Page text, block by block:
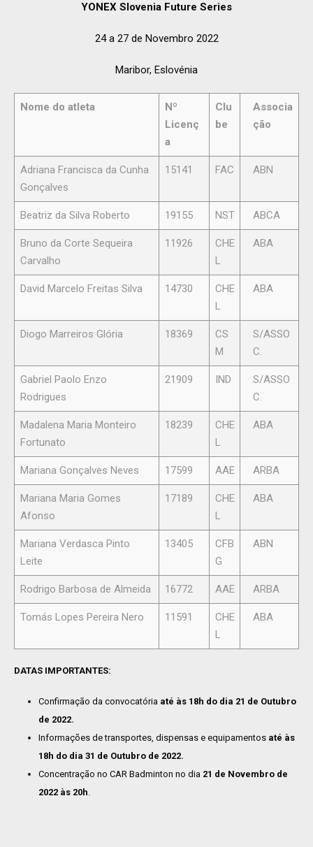
YONEX Slovenia Future Series
24 a 27 de Novembro 2022
Maribor, Eslovénia
Nome do atleta
Nº
Licenç
a
Clu
be
Associa
ção
Adriana Francisca da Cunha
Gonçalves
15141 FAC ABN
Beatriz da Silva Roberto 19155 NST ABCA
Bruno da Corte Sequeira
Carvalho
11926
CHE
L
ABA
David Marcelo Freitas Silva 14730
CHE
L
ABA
Diogo Marreiros Glória 18369
CS
M
S/ASSO
C.
Gabriel Paolo Enzo
Rodrigues
21909 IND
S/ASSO
C.
Madalena Maria Monteiro
Fortunato
18239
CHE
L
ABA
Mariana Gonçalves Neves 17599 AAE ARBA
Mariana Maria Gomes
Afonso
17189
CHE
L
ABA
Mariana Verdasca Pinto
Leite
13405
CFB
G
ABN
Rodrigo Barbosa de Almeida 16772 AAE ARBA
Tomás Lopes Pereira Nero 11591
CHE
L
ABA
DATAS IMPORTANTES:
Confirmação da convocatória até às 18h do dia 21 de Outubro
de 2022.
Informações de transportes, dispensas e equipamentos até às
18h do dia 31 de Outubro de 2022.
Concentração no CAR Badminton no dia 21 de Novembro de
2022 às 20h.